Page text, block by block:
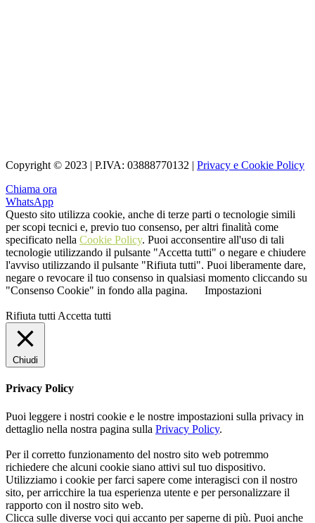
Copyright © 2023 | P.IVA: 03888770132 | Privacy e Cookie Policy
Chiama ora
WhatsApp
Questo sito utilizza cookie, anche di terze parti o tecnologie simili
per scopi tecnici e, previo tuo consenso, per altri finalità come
specificato nella Cookie Policy. Puoi acconsentire all'uso di tali
tecnologie utilizzando il pulsante "Accetta tutti" o negare e chiudere
l'avviso utilizzando il pulsante "Rifiuta tutti". Puoi liberamente dare,
negare o revocare il tuo consenso in qualsiasi momento cliccando su
"Consenso Cookie" in fondo alla pagina.
Impostazioni
Rifiuta tutti Accetta tutti
Chiudi
Privacy Policy
Puoi leggere i nostri cookie e le nostre impostazioni sulla privacy in
dettaglio nella nostra pagina sulla Privacy Policy.
Per il corretto funzionamento del nostro sito web potremmo
richiedere che alcuni cookie siano attivi sul tuo dispositivo.
Utilizziamo i cookie per farci sapere come interagisci con il nostro
sito, per arricchire la tua esperienza utente e per personalizzare il
rapporto con il nostro sito web.
Clicca sulle diverse voci qui accanto per saperne di più. Puoi anche